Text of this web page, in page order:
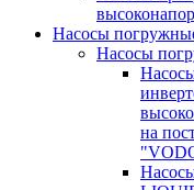
Насосы
Насосы
на